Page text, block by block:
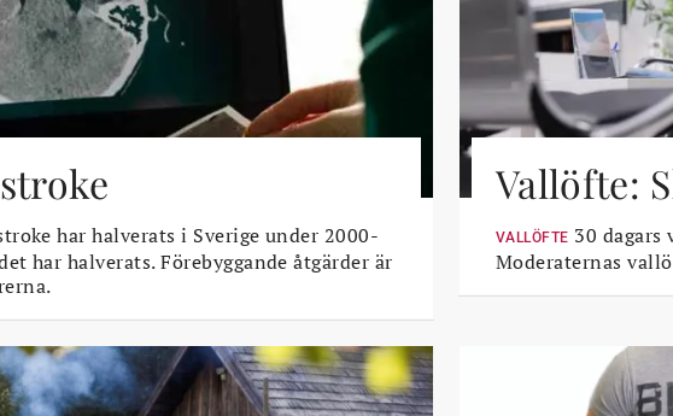
har halverats i Sverige under 2000-
har halverats. Förebyggande åtgärder är
Vallöfte:
VALLÖFTE 30
Moderaternas